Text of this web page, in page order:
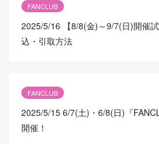
FANCLUB
2025/5/16
【8/8(金)～9/7(日)開催
込・引取方法
FANCLUB
2025/5/15 6/7(土)・6/8(日)『
開催！